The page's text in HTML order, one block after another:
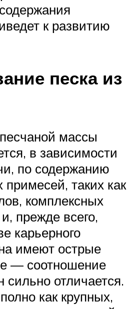
к развитию
песка из
массы
в зависимости
по содержанию
таких как
комплексных
прежде всего,
карьерного
имеют острые
— соотношение
сильно отличается.
как крупных,